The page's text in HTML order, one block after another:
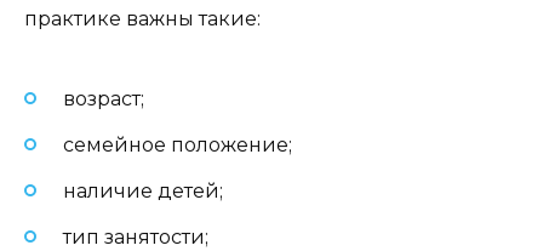
практике важны такие:
возраст;
семейное положение;
наличие детей;
тип занятости;